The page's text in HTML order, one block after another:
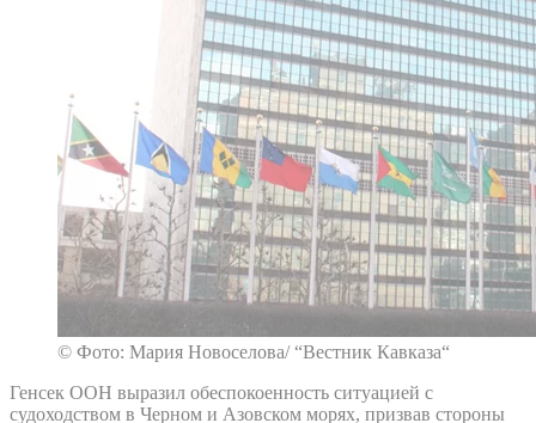
© Фото: Мария Новоселова/ “Вестник Кавказа“
Генсек ООН выразил обеспокоенность ситуацией с
судоходством в Черном и Азовском морях, призвав стороны